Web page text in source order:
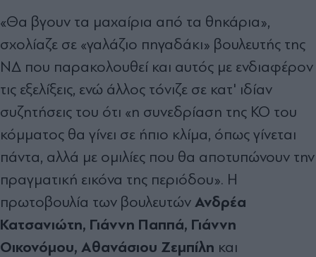
«Θα βγουν τα μαχαίρια από τα θηκάρια»,
σχολίαζε σε «γαλάζιο πηγαδάκι» βουλευτής της
ΝΔ που παρακολουθεί και αυτός με ενδιαφέρον
τις εξελίξεις, ενώ άλλος τόνιζε σε κατ' ιδίαν
συζητήσεις του ότι «η συνεδρίαση της ΚΟ του
κόμματος θα γίνει σε ήπιο κλίμα, όπως γίνεται
πάντα, αλλά με ομιλίες που θα αποτυπώνουν την
πραγματική εικόνα της περιόδου». Η
πρωτοβουλία των βουλευτών Ανδρέα
Κατσανιώτη, Γιάννη Παππά, Γιάννη
Οικονόμου, Αθανάσιου Ζεμπίλη και